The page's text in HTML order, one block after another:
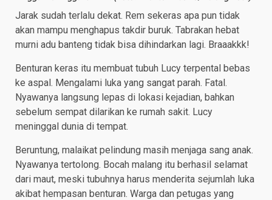
Jarak sudah terlalu dekat. Rem sekeras apa pun tidak
akan mampu menghapus takdir buruk. Tabrakan hebat
murni adu banteng tidak bisa dihindarkan lagi. Braaakkk!
Benturan keras itu membuat tubuh Lucy terpental bebas
ke aspal. Mengalami luka yang sangat parah. Fatal.
Nyawanya langsung lepas di lokasi kejadian, bahkan
sebelum sempat dilarikan ke rumah sakit. Lucy
meninggal dunia di tempat.
Beruntung, malaikat pelindung masih menjaga sang anak.
Nyawanya tertolong. Bocah malang itu berhasil selamat
dari maut, meski tubuhnya harus menderita sejumlah luka
akibat hempasan benturan. Warga dan petugas yang